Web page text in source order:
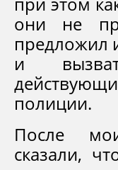
они не
предложил
и
полиции.
После
сказали,